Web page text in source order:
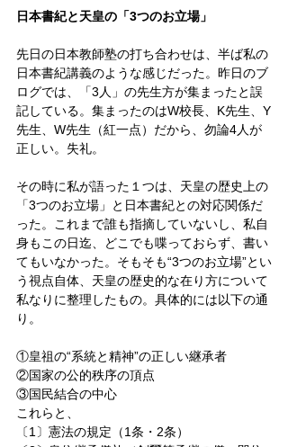
日本書紀と天皇の「3つのお立場」
先日の日本教師塾の打ち合わせは、半ば私の
日本書紀講義のような感じだった。昨日のブ
ログでは、「3人」の先生方が集まったと誤
記している。集まったのはW校長、K先生、Y
先生、W先生（紅一点）だから、勿論4人が
正しい。失礼。
その時に私が語った１つは、天皇の歴史上の
「3つのお立場」と日本書紀との対応関係だ
った。これまで誰も指摘していないし、私自
身もこの日迄、どこでも喋っておらず、書い
てもいなかった。そもそも“3つのお立場”とい
う視点自体、天皇の歴史的な在り方について
私なりに整理したもの。具体的には以下の通
り。
①皇祖の“系統と精神”の正しい継承者
②国家の公的秩序の頂点
③国民結合の中心
これらと、
〔1〕憲法の規定（1条・2条）